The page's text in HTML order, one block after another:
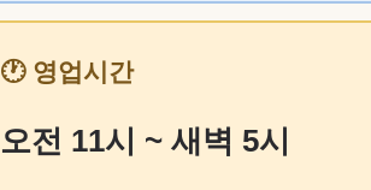
🕐 영업시간
오전 11시 ~ 새벽 5시